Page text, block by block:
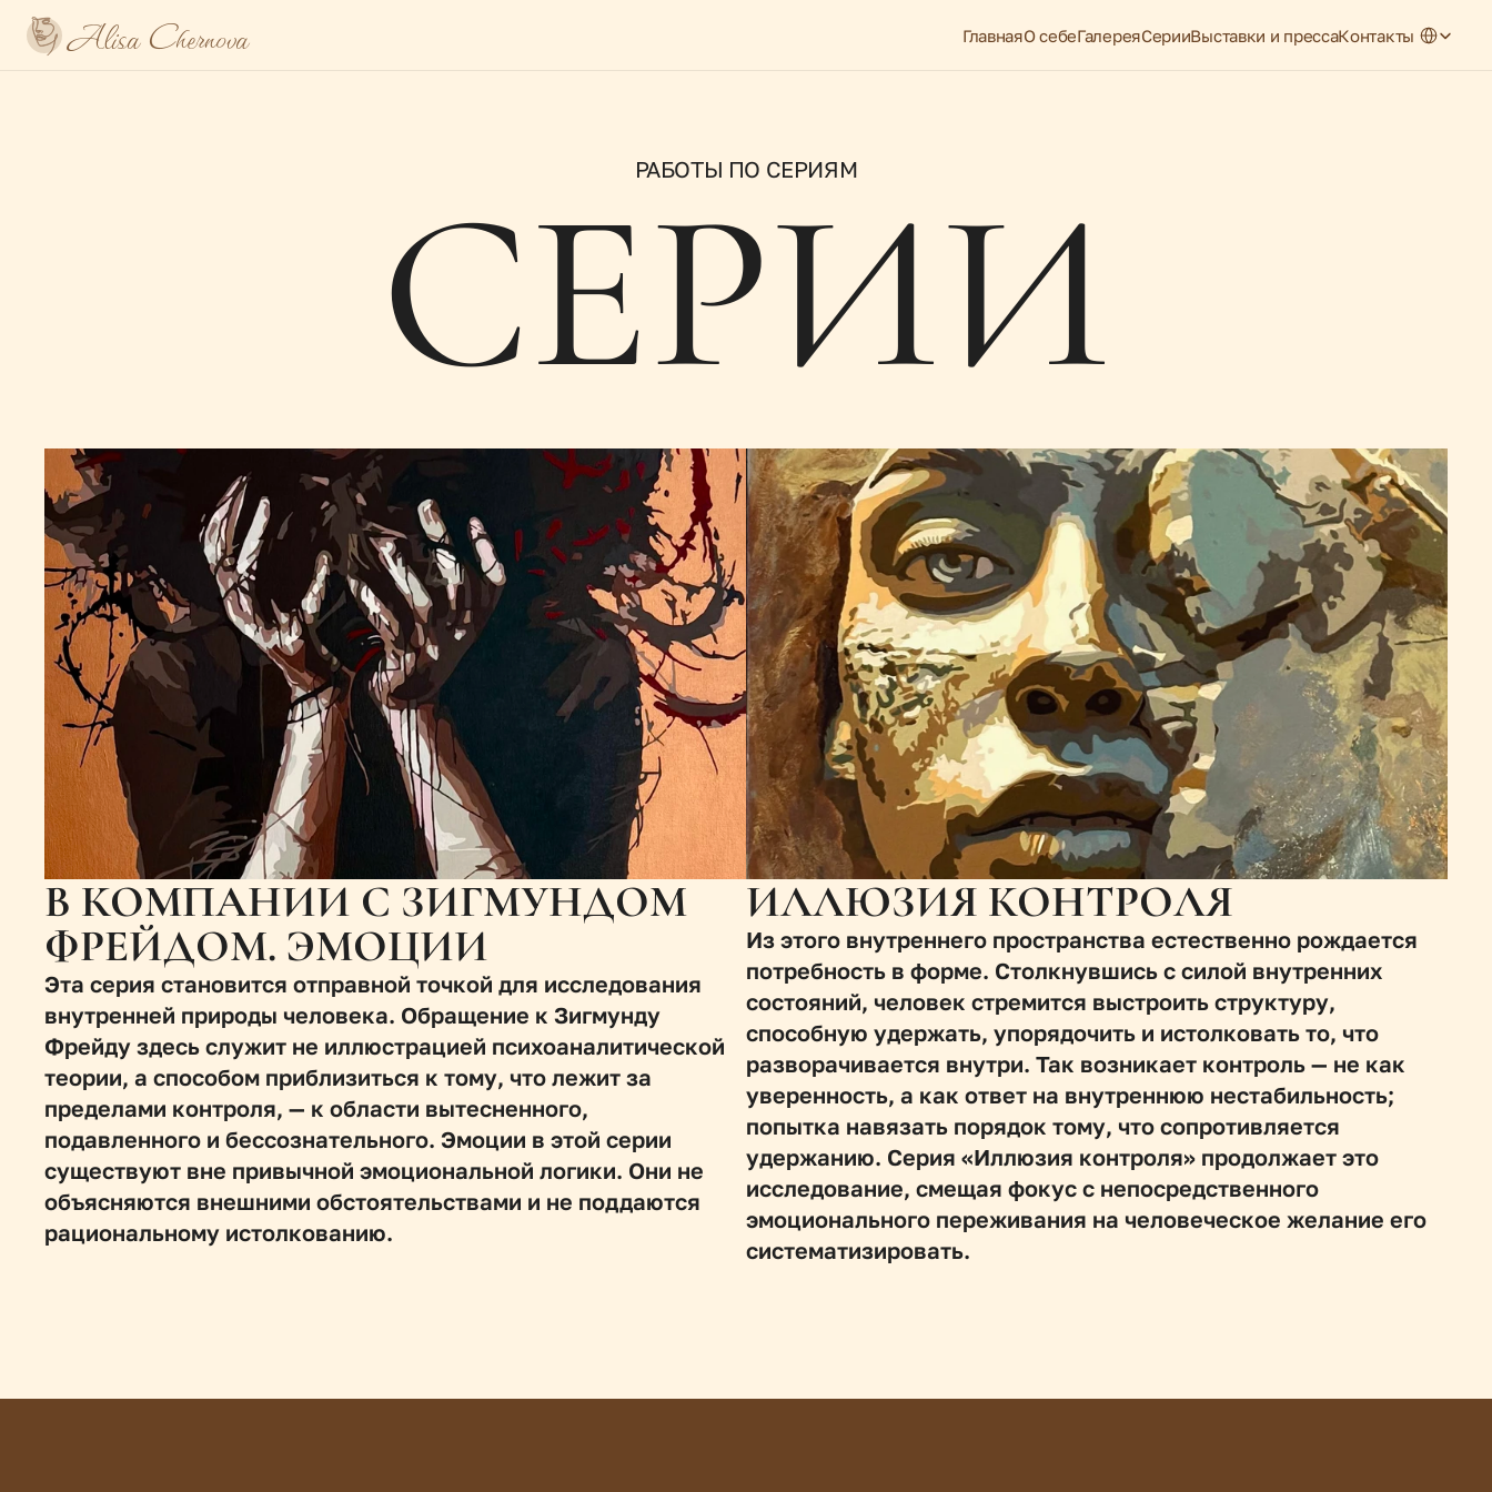
Alisa Chernova ГлавнаяО себеГалереяСерииВыставки и прессаКонтакты Select
РАБОТЫ ПО СЕРИЯМ
СЕРИИ
В КОМПАНИИ С ЗИГМУНДОМ
ФРЕЙДОМ. ЭМОЦИИ
Эта серия становится отправной точкой для исследования
внутренней природы человека. Обращение к Зигмунду
Фрейду здесь служит не иллюстрацией психоаналитической
теории, а способом приблизиться к тому, что лежит за
пределами контроля, — к области вытесненного,
подавленного и бессознательного. Эмоции в этой серии
существуют вне привычной эмоциональной логики. Они не
объясняются внешними обстоятельствами и не поддаются
рациональному истолкованию.
ИЛЛЮЗИЯ КОНТРОЛЯ
Из этого внутреннего пространства естественно рождается
потребность в форме. Столкнувшись с силой внутренних
состояний, человек стремится выстроить структуру,
способную удержать, упорядочить и истолковать то, что
разворачивается внутри. Так возникает контроль — не как
уверенность, а как ответ на внутреннюю нестабильность;
попытка навязать порядок тому, что сопротивляется
удержанию. Серия «Иллюзия контроля» продолжает это
исследование, смещая фокус с непосредственного
эмоционального переживания на человеческое желание его
систематизировать.